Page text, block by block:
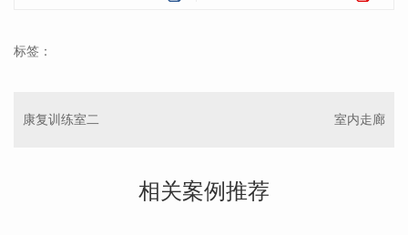
标签：
康复训练室二 室内走廊
相关案例推荐